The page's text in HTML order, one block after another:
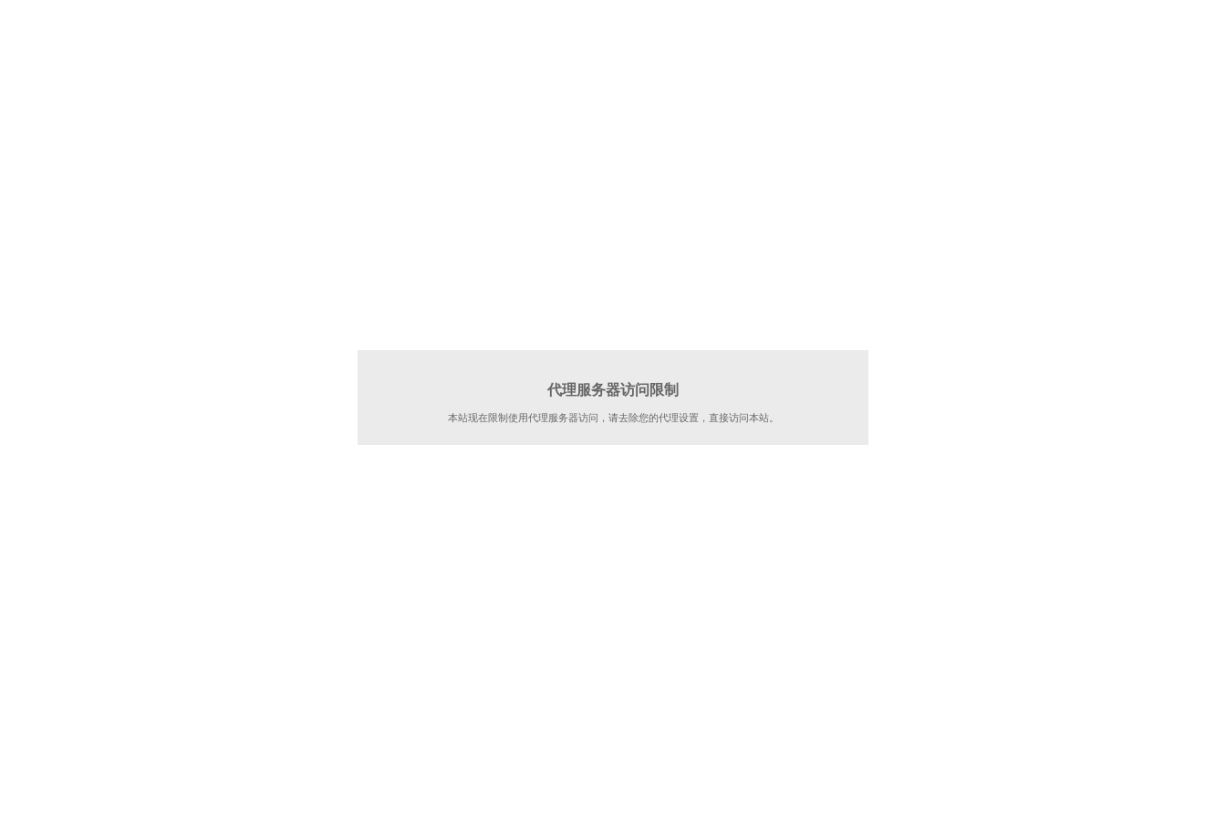
代理服务器访问限制
本站现在限制使用代理服务器访问，请去除您的代理设置，直接访问本站。